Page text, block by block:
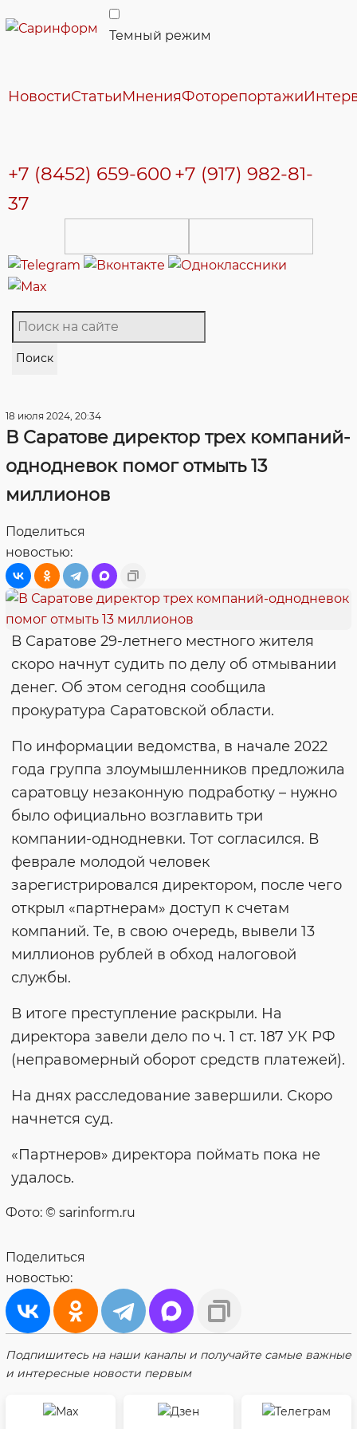
Темный режим
НовостиСтатьиМненияФоторепортажи
+7 (8452) 659-600 +7 (917) 982-81-
37
Поиск
18 июля 2024, 20:34
В Саратове директор трех компаний-
однодневок помог отмыть 13
миллионов
Поделиться
новостью:
В Саратове 29-летнего местного жителя
скоро начнут судить по делу об отмывании
денег. Об этом сегодня сообщила
прокуратура Саратовской области.
По информации ведомства, в начале 2022
года группа злоумышленников предложила
саратовцу незаконную подработку – нужно
было официально возглавить три
компании-однодневки. Тот согласился. В
феврале молодой человек
зарегистрировался директором, после чего
открыл «партнерам» доступ к счетам
компаний. Те, в свою очередь, вывели 13
миллионов рублей в обход налоговой
службы.
В итоге преступление раскрыли. На
директора завели дело по ч. 1 ст. 187 УК РФ
(неправомерный оборот средств платежей).
На днях расследование завершили. Скоро
начнется суд.
«Партнеров» директора поймать пока не
удалось.
Фото: © sarinform.ru
Поделиться
новостью:
Подпишитесь на наши каналы и получайте самые важные
и интересные новости первым